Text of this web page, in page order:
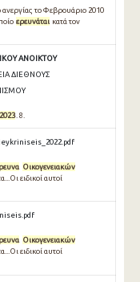
το Φεβρουάριο 2010
ερευνάται κατά τον
ΑΝΟΙΚΤΟΥ
ΔΙΕΘΝΟΥΣ
2023. 8.
Οικογενειακών
ειδικοί αυτοί
Οικογενειακών
ειδικοί αυτοί